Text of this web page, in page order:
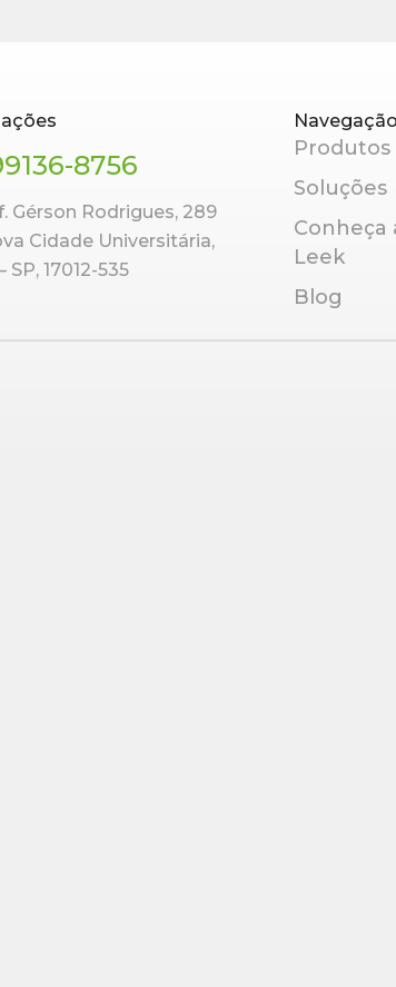
8756
Gérson Rodrigues, 289
Cidade Universitária,
SP, 17012-535
Produtos
Soluções
Conheça
Leek
Blog